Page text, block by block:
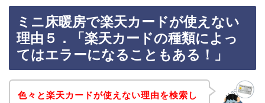
ミニ床暖房で楽天カードが使えない
理由５．「楽天カードの種類によっ
てはエラーになることもある！」
色々と楽天カードが使えない理由を検索し